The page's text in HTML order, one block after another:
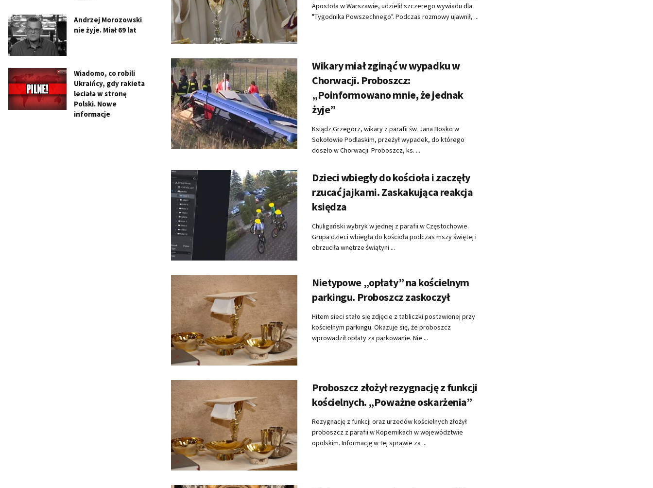
Apostoła w Warszawie, udzielił szczerego wywiadu dla
"Tygodnika Powszechnego". Podczas rozmowy ujawnił, ...
Wikary miał zginąć w wypadku w
Chorwacji. Proboszcz:
„Poinformowano mnie, że jednak
żyje”
Ksiądz Grzegorz, wikary z parafii św. Jana Bosko w
Sokołowie Podlaskim, przeżył wypadek, do którego
doszło w Chorwacji. Proboszcz, ks. ...
Dzieci wbiegły do kościoła i zaczęły
rzucać jajkami. Zaskakująca reakcja
księdza
Chuligański wybryk w jednej z parafii w Częstochowie.
Grupa dzieci wbiegła do kościoła podczas mszy świętej i
obrzuciła wnętrze świątyni ...
Nietypowe „opłaty” na kościelnym
parkingu. Proboszcz zaskoczył
Hitem sieci stało się zdjęcie z tabliczki postawionej przy
kościelnym parkingu. Okazuje się, że proboszcz
wprowadził opłaty za parkowanie. Nie ...
Proboszcz złożył rezygnację z funkcji
kościelnych. „Poważne oskarżenia”
Rezygnację z funkcji oraz urzedów kościelnych złożył
proboszcz z parafii w Kopernikach w województwie
opolskim. Informację w tej sprawie za ...
Andrzej Morozowski
nie żyje. Miał 69 lat
Wiadomo, co robili
Ukraińcy, gdy rakieta
leciała w stronę
Polski. Nowe
informacje